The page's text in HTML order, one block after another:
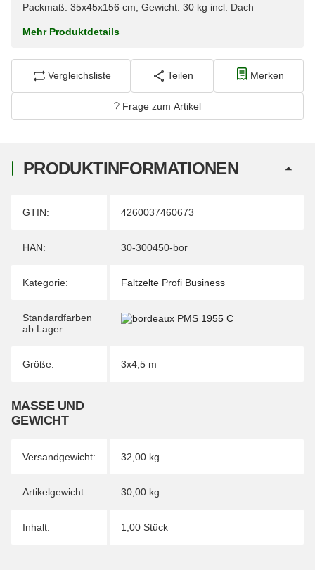
Packmaß: 35x45x156 cm, Gewicht: 30 kg incl. Dach
Mehr Produktdetails
Vergleichsliste Teilen Merken
Frage zum Artikel
PRODUKTINFORMATIONEN
Produkteigenschaft
Wert
GTIN: 4260037460673
HAN: 30-300450-bor
Kategorie: Faltzelte Profi Business
Standardfarben
ab Lager:
Größe: 3x4,5 m
MASSE UND G
EWICHT
Versandgewicht: 32,00 kg
Artikelgewicht: 30,00 kg
Inhalt: 1,00 Stück